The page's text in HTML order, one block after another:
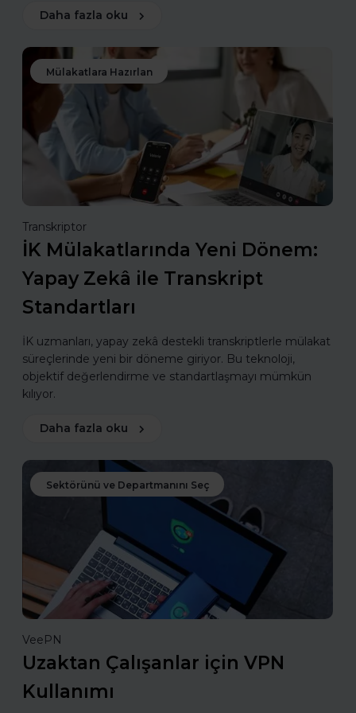
Daha fazla oku
Mülakatlara Hazırlan
Transkriptor
İK Mülakatlarında Yeni Dönem:
Yapay Zekâ ile Transkript
Standartları
İK uzmanları, yapay zekâ destekli transkriptlerle mülakat
süreçlerinde yeni bir döneme giriyor. Bu teknoloji,
objektif değerlendirme ve standartlaşmayı mümkün
kılıyor.
Daha fazla oku
Sektörünü ve Departmanını Seç
VeePN
Uzaktan Çalışanlar için VPN
Kullanımı